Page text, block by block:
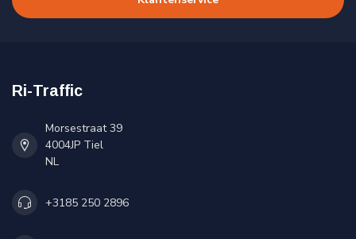
Ri-Traffic
Morsestraat 39
4004JP Tiel
NL
+3185 250 2896